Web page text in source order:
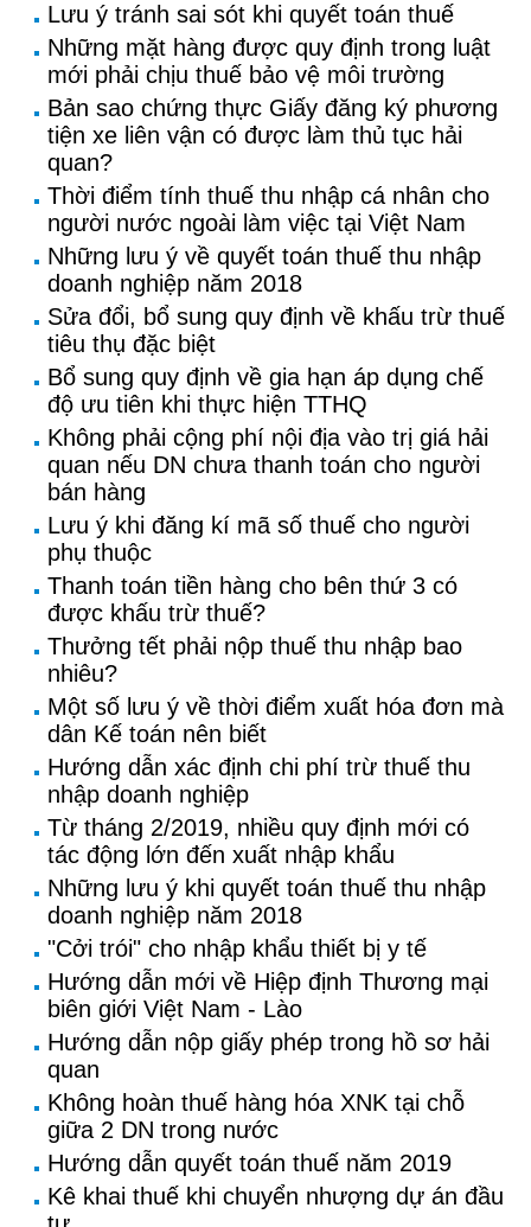
Lưu ý tránh sai sót khi quyết toán thuế
Những mặt hàng được quy định trong luật
mới phải chịu thuế bảo vệ môi trường
Bản sao chứng thực Giấy đăng ký phương
tiện xe liên vận có được làm thủ tục hải
quan?
Thời điểm tính thuế thu nhập cá nhân cho
người nước ngoài làm việc tại Việt Nam
Những lưu ý về quyết toán thuế thu nhập
doanh nghiệp năm 2018
Sửa đổi, bổ sung quy định về khấu trừ thuế
tiêu thụ đặc biệt
Bổ sung quy định về gia hạn áp dụng chế
độ ưu tiên khi thực hiện TTHQ
Không phải cộng phí nội địa vào trị giá hải
quan nếu DN chưa thanh toán cho người
bán hàng
Lưu ý khi đăng kí mã số thuế cho người
phụ thuộc
Thanh toán tiền hàng cho bên thứ 3 có
được khấu trừ thuế?
Thưởng tết phải nộp thuế thu nhập bao
nhiêu?
Một số lưu ý về thời điểm xuất hóa đơn mà
dân Kế toán nên biết
Hướng dẫn xác định chi phí trừ thuế thu
nhập doanh nghiệp
Từ tháng 2/2019, nhiều quy định mới có
tác động lớn đến xuất nhập khẩu
Những lưu ý khi quyết toán thuế thu nhập
doanh nghiệp năm 2018
"Cởi trói" cho nhập khẩu thiết bị y tế
Hướng dẫn mới về Hiệp định Thương mại
biên giới Việt Nam - Lào
Hướng dẫn nộp giấy phép trong hồ sơ hải
quan
Không hoàn thuế hàng hóa XNK tại chỗ
giữa 2 DN trong nước
Hướng dẫn quyết toán thuế năm 2019
Kê khai thuế khi chuyển nhượng dự án đầu